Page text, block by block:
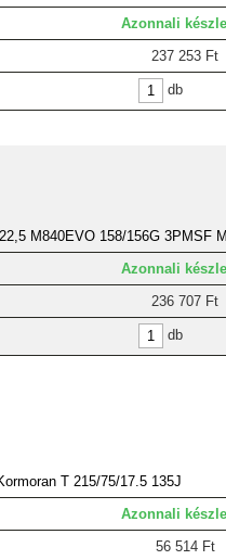
Azonnali
237 253 Ft
db
M840EVO 158/156G 3PMSF
Azonnali
236 707 Ft
db
T 215/75/17.5 135J
Azonnali
56 514 Ft